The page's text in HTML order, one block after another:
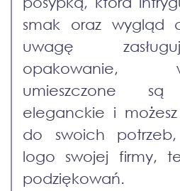
smak oraz wygląd
uwagę
umieszczone
eleganckie i
do swoich
logo swojej firmy,
podziękowań.